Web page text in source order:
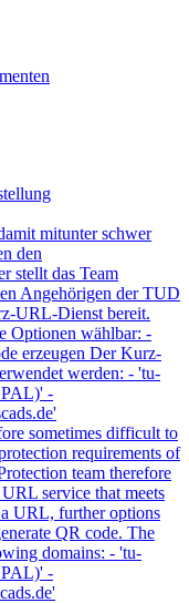
mitunter schwer
den
stellt das Team
Angehörigen der TUD
URL-Dienst bereit.
Optionen wählbar: -
erzeugen Der Kurz-
werden: - 'tu-
-
sometimes difficult to
requirements of
team therefore
service that meets
URL, further options
QR code. The
domains: - 'tu-
-